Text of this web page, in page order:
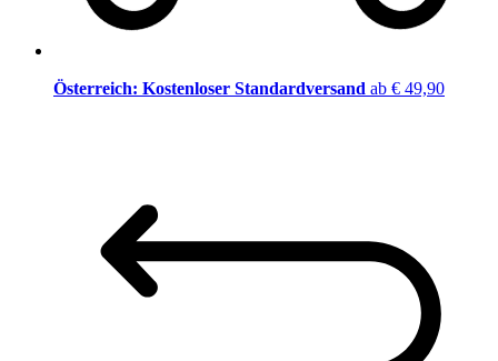
Österreich: Kostenloser Standardversand ab € 49,90